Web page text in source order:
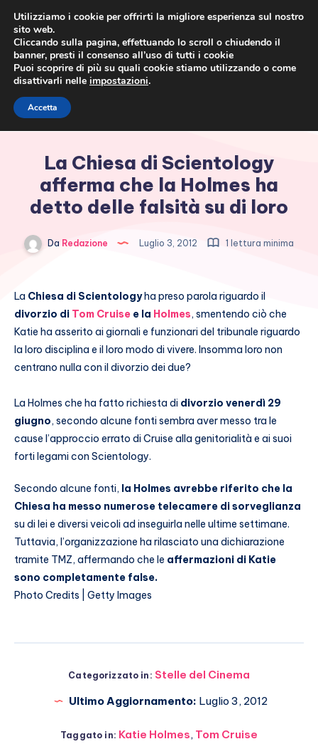
La Chiesa di Scientology
afferma che la Holmes ha
detto delle falsità su di loro
Da Redazione Luglio 3, 2012 1 lettura minima
La Chiesa di Scientologyha preso parola riguardo il
divorzio di Tom Cruise e la Holmes, smentendo ciò che
Katie ha asserito ai giornali e funzionari del tribunale riguardo
la loro disciplina e il loro modo di vivere. Insomma loro non
centrano nulla con il divorzio dei due?
La Holmes che ha fatto richiesta di divorzio venerdì 29
giugno, secondo alcune fonti sembra aver messo tra le
cause l’approccio errato di Cruise alla genitorialità e ai suoi
forti legami con Scientology.
Secondo alcune fonti, la Holmes avrebbe riferito che la
Chiesa ha messo numerose telecamere di sorveglianza
su di lei e diversi veicoli ad inseguirla nelle ultime settimane.
Tuttavia, l’organizzazione ha rilasciato una dichiarazione
tramite TMZ, affermando che le affermazioni di Katie
sono completamente false.
Photo Credits | Getty Images
Categorizzato in: Stelle del Cinema
Ultimo Aggiornamento: Luglio 3, 2012
Taggato in: Katie Holmes, Tom Cruise
Utilizziamo i cookie per offrirti la migliore esperienza sul nostro
sito web.
Cliccando sulla pagina, effettuando lo scroll o chiudendo il
banner, presti il consenso all’uso di tutti i cookie
Puoi scoprire di più su quali cookie stiamo utilizzando o come
disattivarli nelle impostazioni.
Accetta